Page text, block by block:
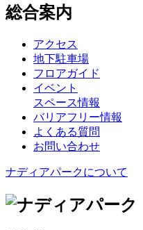
総合案内
アクセス
地下駐車場
フロアガイド
イベント
スペース情報
バリアフリー情報
よくある質問
お問い合わせ
ナディアパークについて